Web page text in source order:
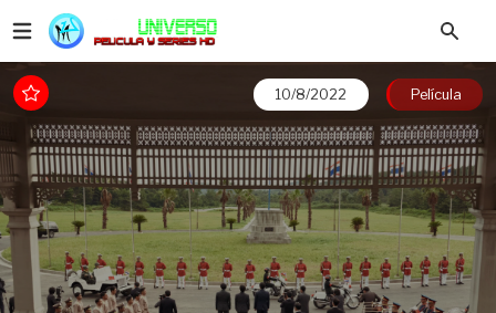
10/8/2022 Película